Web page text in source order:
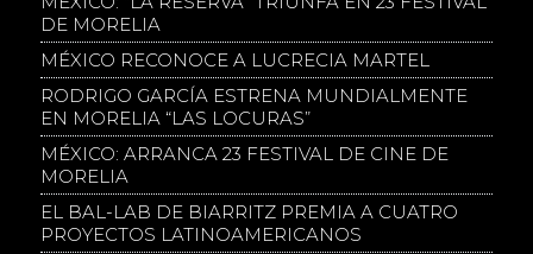
DE MORELIA
MÉXICO RECONOCE A LUCRECIA MARTEL
RODRIGO GARCÍA ESTRENA MUNDIALMENTE
EN MORELIA “LAS LOCURAS”
MÉXICO: ARRANCA 23 FESTIVAL DE CINE DE
MORELIA
EL BAL-LAB DE BIARRITZ PREMIA A CUATRO
PROYECTOS LATINOAMERICANOS